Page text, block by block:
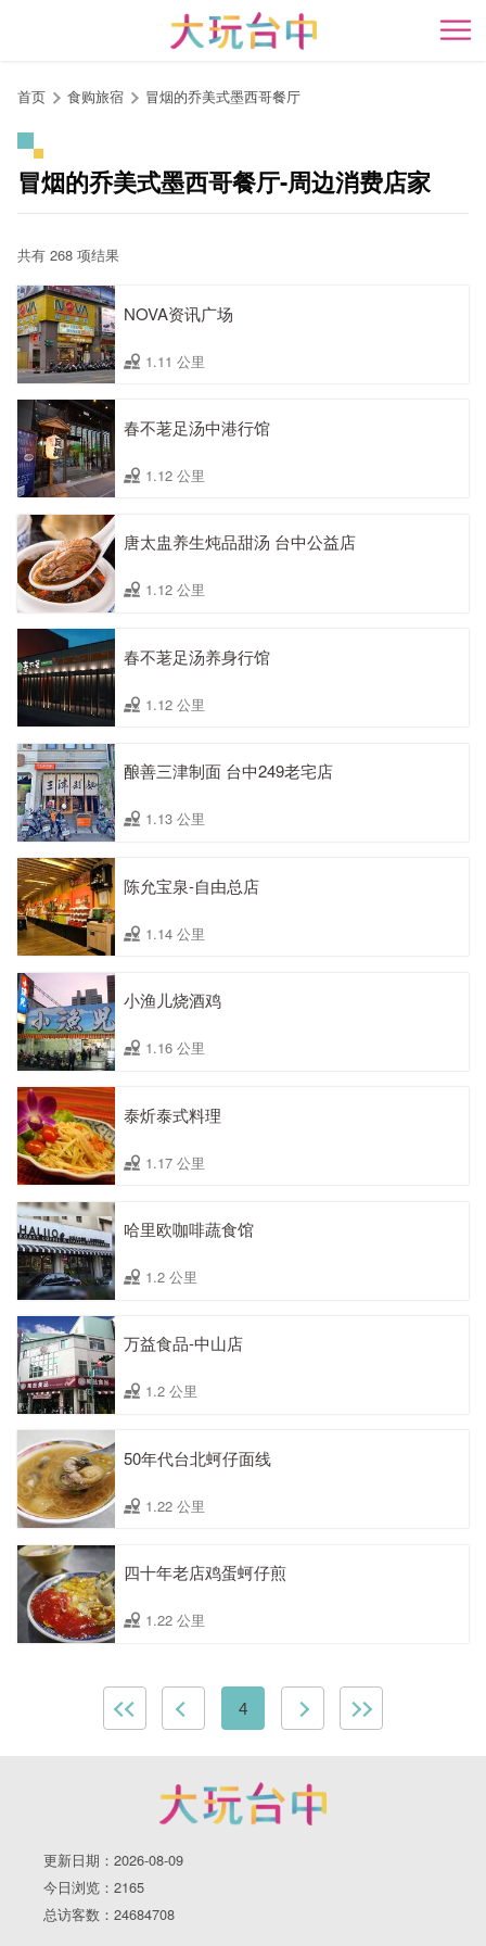
开
首页 食购旅宿 冒烟的乔美式墨西哥餐厅
冒烟的乔美式墨西哥餐厅-周边消费店家
共有 268 项结果
NOVA资讯广场
1.11 公里
春不荖足汤中港行馆
1.12 公里
唐太盅养生炖品甜汤 台中公益店
1.12 公里
春不荖足汤养身行馆
1.12 公里
酿善三津制面 台中249老宅店
1.13 公里
陈允宝泉-自由总店
1.14 公里
小渔儿烧酒鸡
1.16 公里
泰炘泰式料理
1.17 公里
哈里欧咖啡蔬食馆
1.2 公里
万益食品-中山店
1.2 公里
50年代台北蚵仔面线
1.22 公里
四十年老店鸡蛋蚵仔煎
1.22 公里
4
更新日期：2026-08-09
今日浏览：2165
总访客数：24684708